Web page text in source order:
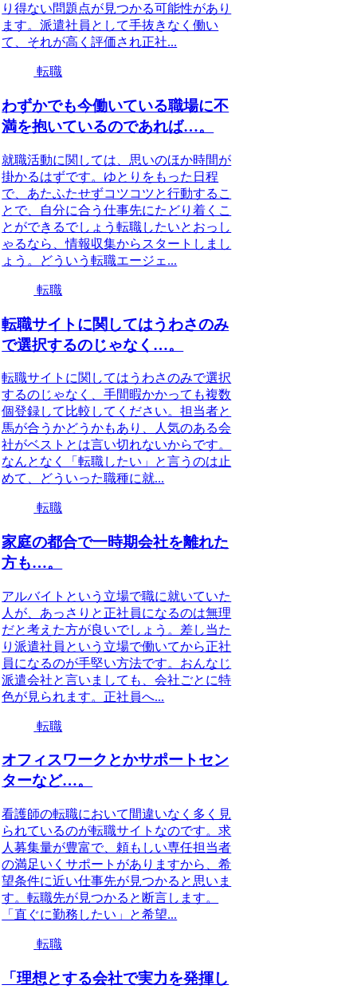
り得ない問題点が見つかる可能性があり
ます。派遣社員として手抜きなく働い
て、それが高く評価され正社...
転職
わずかでも今働いている職場に不
満を抱いているのであれば…。
就職活動に関しては、思いのほか時間が
掛かるはずです。ゆとりをもった日程
で、あたふたせずコツコツと行動するこ
とで、自分に合う仕事先にたどり着くこ
とができるでしょう転職したいとおっし
ゃるなら、情報収集からスタートしまし
ょう。どういう転職エージェ...
転職
転職サイトに関してはうわさのみ
で選択するのじゃなく…。
転職サイトに関してはうわさのみで選択
するのじゃなく、手間暇かかっても複数
個登録して比較してください。担当者と
馬が合うかどうかもあり、人気のある会
社がベストとは言い切れないからです。
なんとなく「転職したい」と言うのは止
めて、どういった職種に就...
転職
家庭の都合で一時期会社を離れた
方も…。
アルバイトという立場で職に就いていた
人が、あっさりと正社員になるのは無理
だと考えた方が良いでしょう。差し当た
り派遣社員という立場で働いてから正社
員になるのが手堅い方法です。おんなじ
派遣会社と言いましても、会社ごとに特
色が見られます。正社員へ...
転職
オフィスワークとかサポートセン
ターなど…。
看護師の転職において間違いなく多く見
られているのが転職サイトなのです。求
人募集量が豊富で、頼もしい専任担当者
の満足いくサポートがありますから、希
望条件に近い仕事先が見つかると思いま
す。転職先が見つかると断言します。
「直ぐに勤務したい」と希望...
転職
「理想とする会社で実力を発揮し